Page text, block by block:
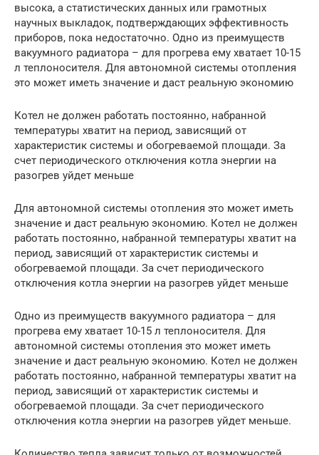
высока, а статистических данных или грамотных
научных выкладок, подтверждающих эффективность
приборов, пока недостаточно. Одно из преимуществ
вакуумного радиатора – для прогрева ему хватает 10-15
л теплоносителя. Для автономной системы отопления
это может иметь значение и даст реальную экономию
Котел не должен работать постоянно, набранной
температуры хватит на период, зависящий от
характеристик системы и обогреваемой площади. За
счет периодического отключения котла энергии на
разогрев уйдет меньше
Для автономной системы отопления это может иметь
значение и даст реальную экономию. Котел не должен
работать постоянно, набранной температуры хватит на
период, зависящий от характеристик системы и
обогреваемой площади. За счет периодического
отключения котла энергии на разогрев уйдет меньше
Одно из преимуществ вакуумного радиатора – для
прогрева ему хватает 10-15 л теплоносителя. Для
автономной системы отопления это может иметь
значение и даст реальную экономию. Котел не должен
работать постоянно, набранной температуры хватит на
период, зависящий от характеристик системы и
обогреваемой площади. За счет периодического
отключения котла энергии на разогрев уйдет меньше.